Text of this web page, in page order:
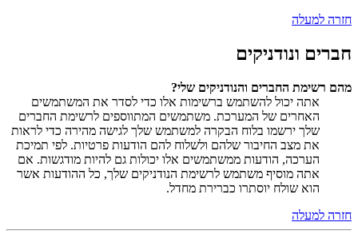
חזרה למעלה
חברים ונודניקים
מהם רשימת החברים והנודניקים שלי?
אתה יכול להשתמש ברשימות אלו כדי לסדר את המשתמשים
האחרים של המערכת. משתמשים המתווספים לרשימת החברים
שלך ירשמו בלוח הבקרה למשתמש שלך לגישה מהירה כדי לראות
את מצב החיבור שלהם ולשלוח להם הודעות פרטיות. לפי תמיכת
הערכה, הודעות ממשתמשים אלו יכולות גם להיות מודגשות. אם
אתה מוסיף משתמש לרשימת הנודניקים שלך, כל ההודעות אשר
הוא שולח יוסתרו כברירת מחדל.
חזרה למעלה